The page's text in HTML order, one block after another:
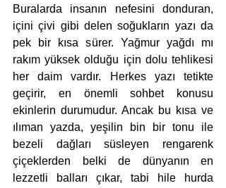
Buralarda insanın nefesini donduran,
içini çivi gibi delen soğukların yazı da
pek bir kısa sürer. Yağmur yağdı mı
rakım yüksek olduğu için dolu tehlikesi
her daim vardır. Herkes yazı tetikte
geçirir, en önemli sohbet konusu
ekinlerin durumudur. Ancak bu kısa ve
ılıman yazda, yeşilin bin bir tonu ile
bezeli dağları süsleyen rengarenk
çiçeklerden belki de dünyanın en
lezzetli balları çıkar, tabi hile hurda